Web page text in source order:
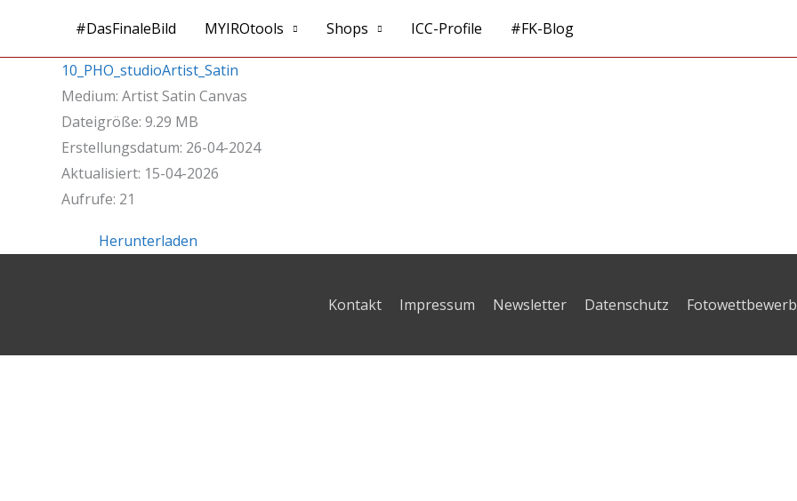
springen
#DasFinaleBild MYIROtools Shops ICC-Profile #FK-Blog
10_PHO_studioArtist_Satin
Medium: Artist Satin Canvas
Dateigröße: 9.29 MB
Erstellungsdatum: 26-04-2024
Aktualisiert: 15-04-2026
Aufrufe: 21
Herunterladen
Kontakt Impressum Newsletter Datenschutz